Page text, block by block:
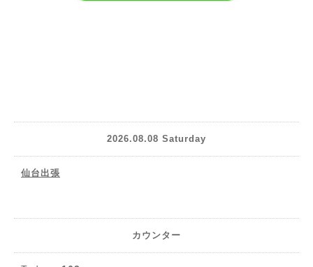
2026.08.08 Saturday
仙台出張
カウンター